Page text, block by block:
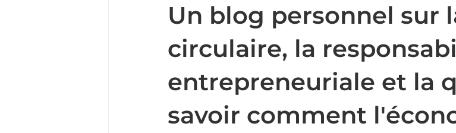
Un blog personnel sur
circulaire, la
entrepreneuriale et la
savoir comment